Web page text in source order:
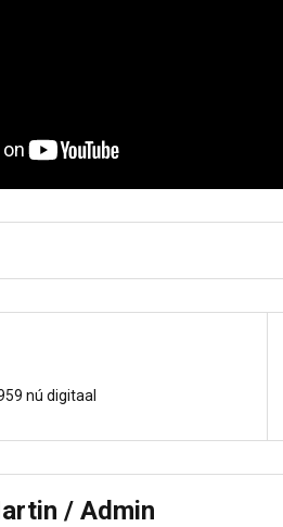
nú digitaal
/ Admin